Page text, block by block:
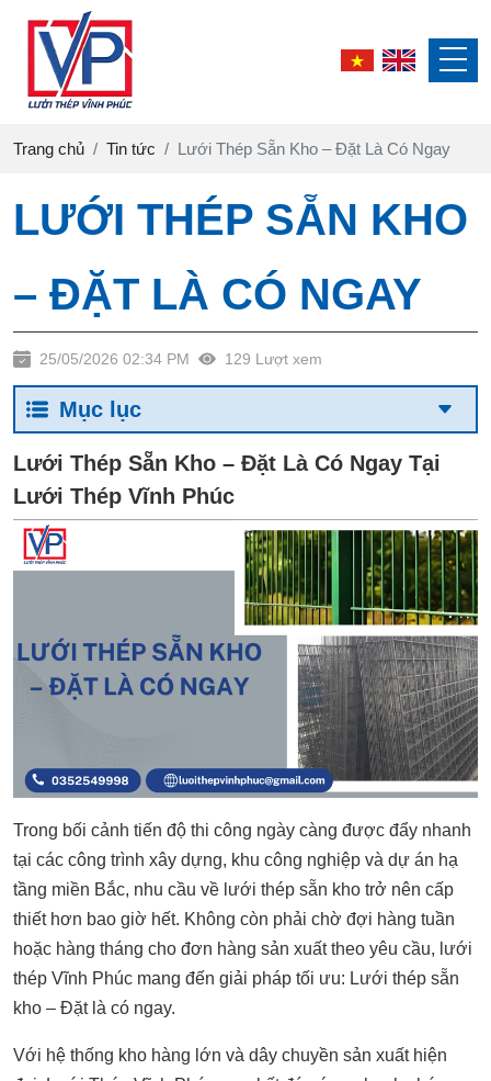
Trang chủ Tin tức Lưới Thép Sẵn Kho – Đặt Là Có Ngay
LƯỚI THÉP SẴN KHO
– ĐẶT LÀ CÓ NGAY
25/05/2026 02:34 PM 129 Lượt xem
Mục lục
Lưới Thép Sẵn Kho – Đặt Là Có Ngay Tại
Lưới Thép Vĩnh Phúc
Trong bối cảnh tiến độ thi công ngày càng được đẩy nhanh
tại các công trình xây dựng, khu công nghiệp và dự án hạ
tầng miền Bắc, nhu cầu về lưới thép sẵn kho trở nên cấp
thiết hơn bao giờ hết. Không còn phải chờ đợi hàng tuần
hoặc hàng tháng cho đơn hàng sản xuất theo yêu cầu, lưới
thép Vĩnh Phúc mang đến giải pháp tối ưu: Lưới thép sẵn
kho – Đặt là có ngay.
Với hệ thống kho hàng lớn và dây chuyền sản xuất hiện